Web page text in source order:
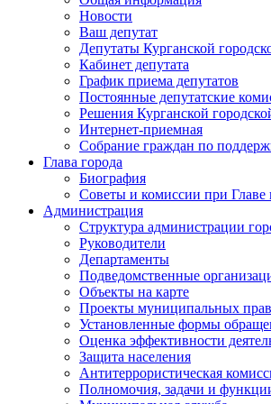
Новости
Ваш депутат
Депутаты Курганской
Кабинет депутата
График приема депутатов
Постоянные депутатские
Решения Курганской
Интернет-приемная
Собрание граждан по
Глава города
Биография
Советы и комиссии при Главе
Администрация
Структура администрации
Руководители
Департаменты
Подведомственные
Объекты на карте
Проекты муниципальных
Установленные формы
Оценка эффективности
Защита населения
Антитеррористическая
Полномочия, задачи и